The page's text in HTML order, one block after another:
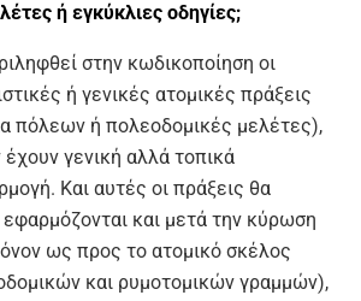
ή εγκύκλιες οδηγίες;
στην κωδικοποίηση οι
ή γενικές ατομικές πράξεις
πόλεων ή πολεοδομικές μελέτες),
γενική αλλά τοπικά
Και αυτές οι πράξεις θα
και μετά την κύρωση
ως προς το ατομικό σκέλος
και ρυμοτομικών γραμμών),